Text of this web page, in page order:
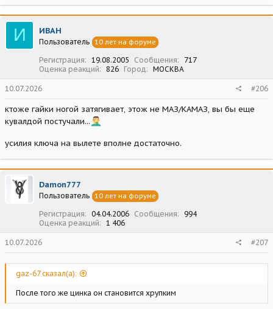
а
к
ц
и
и
И ИВАН
Пользователь 10 лет на форуме
Регистрация 19.08.2005 Сообщения
717
Оценка реакций
826 Город МОСКВА
10.07.2026 #206
ктоже гайки ногой затягивает, этож не МАЗ/КАМАЗ, вы бы еще
кувалдой постучали...
усилия ключа на вылете вполне достаточно.
Damon777
Пользователь 10 лет на форуме
Регистрация 04.04.2006 Сообщения
994
Оценка реакций
1 406
10.07.2026 #207
gaz-67 сказал(а):
После того же цинка он становится хрупким